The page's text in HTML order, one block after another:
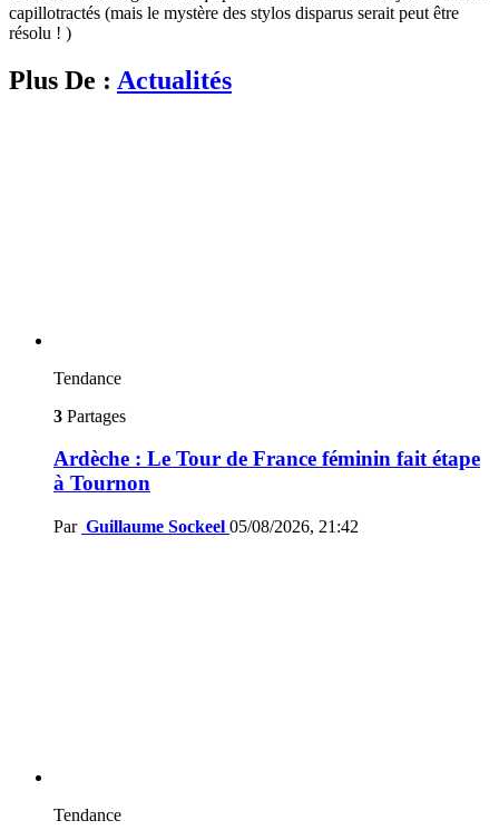
capillotractés (mais le mystère des stylos disparus serait peut être
résolu ! )
Plus De : Actualités
Tendance
3 Partages
Ardèche : Le Tour de France féminin fait étape
à Tournon
Par Guillaume Sockeel 05/08/2026, 21:42
Tendance